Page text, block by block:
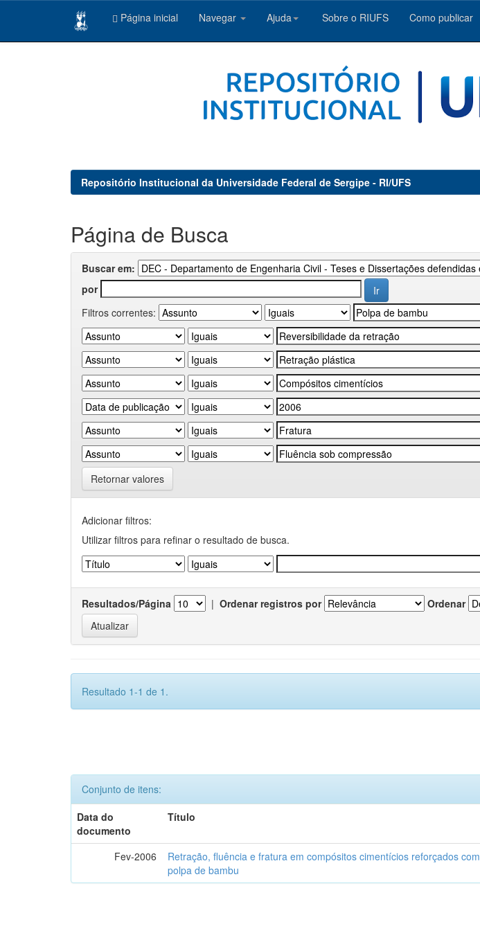
Página inicial Navegar Ajuda Sobre o RIUFS Como publicar
Repositório Institucional da Universidade Federal de Sergipe - RI/UFS
Página de Busca
Buscar em:
por
Filtros correntes:
Retornar valores
Adicionar filtros:
Utilizar filtros para refinar o resultado de busca.
Resultados/Página | Ordenar registros por Ordenar
Resultado 1-1 de 1.
Conjunto de itens:
Data do
documento
Título
Fev-2006
Retração, fluência e fratura em compósitos cimentícios reforçados com
polpa de bambu